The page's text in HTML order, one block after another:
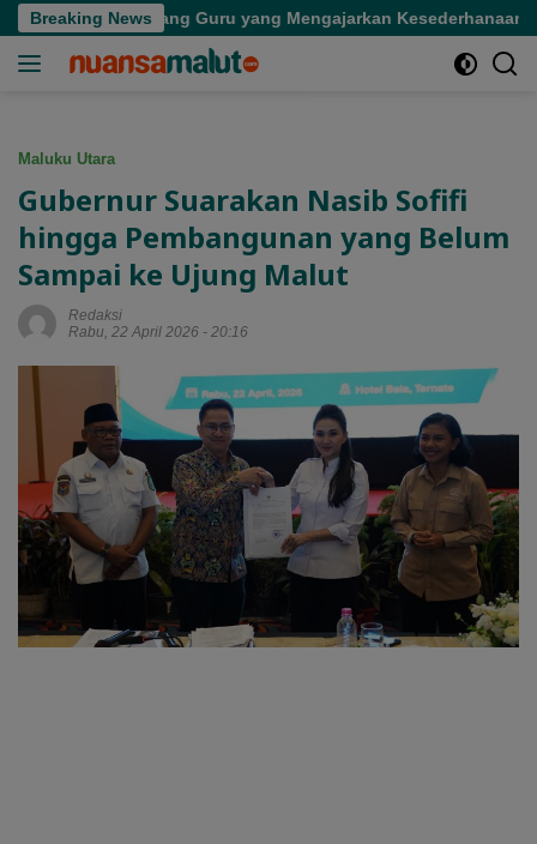
Langsung
ke
Breaking News
Seorang Guru yang Mengajarkan Kesederhanaan
Maluku Utara
Gubernur Suarakan Nasib Sofifi
hingga Pembangunan yang Belum
Sampai ke Ujung Malut
Redaksi
Rabu, 22 April 2026 - 20:16